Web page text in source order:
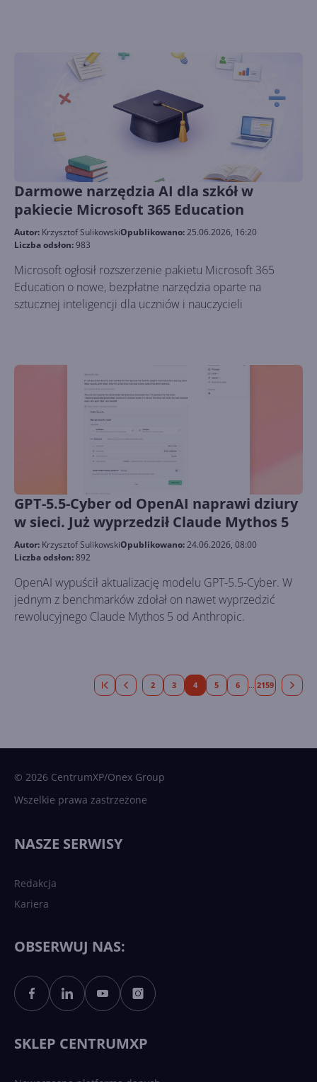
Darmowe narzędzia AI dla szkół w
pakiecie Microsoft 365 Education
Autor: Krzysztof SulikowskiOpublikowano:25.06.2026, 16:20
Liczba odsłon:983
Microsoft ogłosił rozszerzenie pakietu Microsoft 365
Education o nowe, bezpłatne narzędzia oparte na
sztucznej inteligencji dla uczniów i nauczycieli
GPT-5.5-Cyber od OpenAI naprawi dziury
w sieci. Już wyprzedził Claude Mythos 5
Autor: Krzysztof SulikowskiOpublikowano:24.06.2026, 08:00
Liczba odsłon:892
OpenAI wypuścił aktualizację modelu GPT-5.5-Cyber. W
jednym z benchmarków zdołał on nawet wyprzedzić
rewolucyjnego Claude Mythos 5 od Anthropic.
2 3 4 5 6 ... 2159
© 2026 CentrumXP/Onex Group
Wszelkie prawa zastrzeżone
NASZE SERWISY
Redakcja
Kariera
OBSERWUJ NAS:
SKLEP CENTRUMXP